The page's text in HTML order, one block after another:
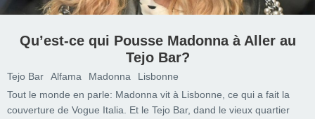
Qu’est-ce qui Pousse Madonna à Aller au
Tejo Bar?
Tejo Bar Alfama Madonna
Lisbonne
Tout le monde en parle: Madonna vit à Lisbonne, ce qui a fait la
couverture de Vogue Italia. Et le Tejo Bar, dand le vieux quartier